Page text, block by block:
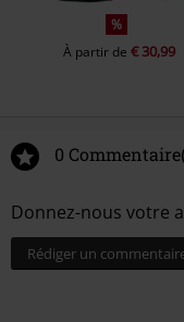
%
À partir de€ 30,99
0
Donnez-nous votre
Rédiger un